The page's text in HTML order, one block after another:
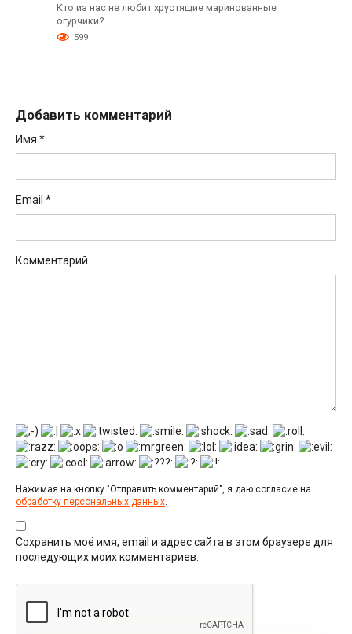
Кто из нас не любит хрустящие маринованные
огурчики?
599
Добавить комментарий
Имя *
Email *
Комментарий
Нажимая на кнопку "Отправить комментарий", я даю согласие на
обработку персональных данных.
Сохранить моё имя, email и адрес сайта в этом браузере для
последующих моих комментариев.